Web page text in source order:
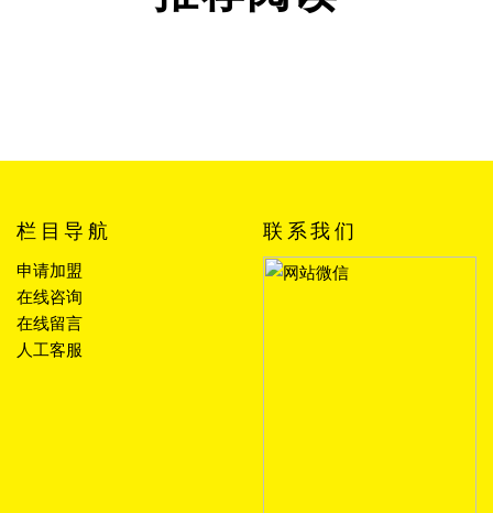
栏目导航
申请加盟
在线咨询
在线留言
人工客服
联系我们